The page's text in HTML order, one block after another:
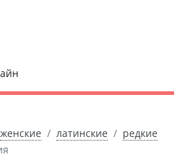
женские латинские
редкие